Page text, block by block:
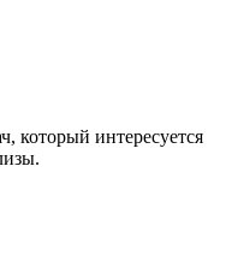
который интересуется